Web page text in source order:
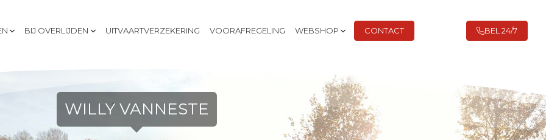
BIJ OVERLIJDEN UITVAARTVERZEKERING VOORAFREGELING WEBSHOP CONTACT BEL 24/7
WILLY VANNESTE